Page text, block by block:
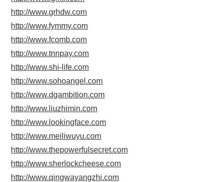
http://www.grhdw.com
http://www.fymmy.com
http://www.fcomb.com
http://www.tnnpay.com
http://www.shi-life.com
http://www.sohoangel.com
http://www.dgambition.com
http://www.liuzhimin.com
http://www.lookingface.com
http://www.meiliwuyu.com
http://www.thepowerfulsecret.com
http://www.sherlockcheese.com
http://www.qingwayangzhi.com